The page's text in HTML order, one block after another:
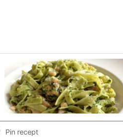
Pin recept